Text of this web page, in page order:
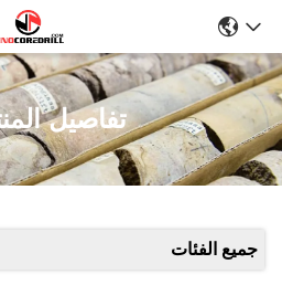
تفاصيل
جميع الفئات